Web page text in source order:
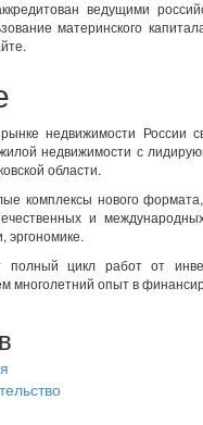
ведущими
материнского
недвижимости
недвижимости с
области.
комплексы нового
и
эргономике.
полный цикл работ от
многолетний опыт в